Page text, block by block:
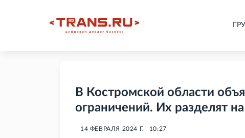
В Костромской области
ограничений. Их разделят на
14 ФЕВРАЛЯ 2024 Г. 10:27